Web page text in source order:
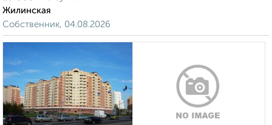
Жилинская
Собственник, 04.08.2026